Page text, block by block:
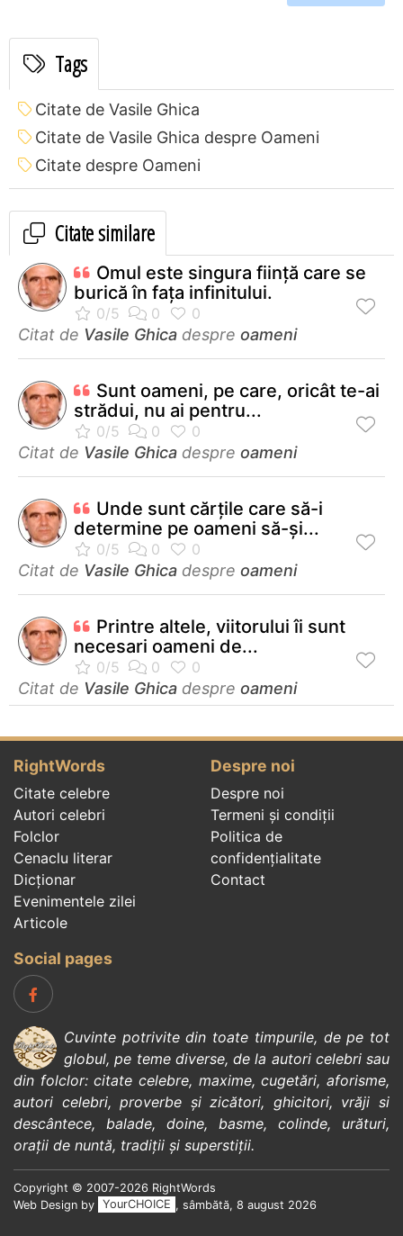
Tags
Citate de Vasile Ghica
Citate de Vasile Ghica despre Oameni
Citate despre Oameni
Citate similare
Omul este singura fiinţă care se
burică în faţa infinitului.
Citat de Vasile Ghica despre oameni
Sunt oameni, pe care, oricât te-ai
strădui, nu ai pentru...
Citat de Vasile Ghica despre oameni
Unde sunt cărţile care să-i
determine pe oameni să-şi...
Citat de Vasile Ghica despre oameni
Printre altele, viitorului îi sunt
necesari oameni de...
Citat de Vasile Ghica despre oameni
RightWords
Citate celebre
Autori celebri
Folclor
Cenaclu literar
Dicționar
Evenimentele zilei
Articole
Despre noi
Despre noi
Termeni și condiții
Politica de
confidenţialitate
Contact
Social pages
Cuvinte potrivite din toate timpurile, de pe tot
globul, pe teme diverse, de la autori celebrisau
din folclor:citate celebre, maxime,cugetări,aforisme,
autori celebri,proverbe și zicători, ghicitori, vrăji si
descântece, balade, doine, basme, colinde, urături,
orații de nuntă, tradiții și superstiții.
Copyright © 2007-2026 RightWords
Web Design by
YourCHOICE , sâmbătă, 8 august 2026